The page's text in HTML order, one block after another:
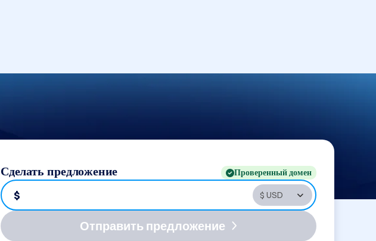
Сделать предложение Проверенный домен
$
Отправить предложение